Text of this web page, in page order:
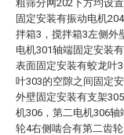
粗筛分网202下方均设
固定安装有振动电机
拌箱3，搅拌箱3左侧外
电机301轴端固定安装
表面固定安装有蛟龙叶
叶303的空隙之间固定
外壁固定安装有支架
机306，第二电机306
轮4右侧啮合有第二齿